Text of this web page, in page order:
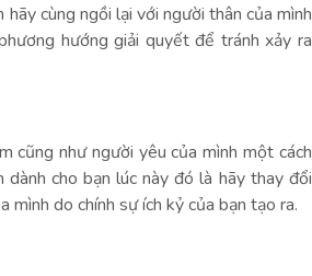
cùng ngồi lại với người thân của mình
hướng giải quyết để tránh xảy ra
cũng như người yêu của mình một cách
cho bạn lúc này đó là hãy thay đổi
do chính sự ích kỷ của bạn tạo ra.